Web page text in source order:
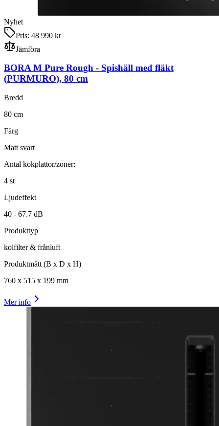
Nyhet
Pris: 48 990 kr
Jämföra
BORA M Pure Rough - Spishäll med fläkt
(PURMURO), 80 cm
Bredd
80 cm
Färg
Matt svart
Antal kokplattor/zoner:
4 st
Ljudeffekt
40 - 67.7 dB
Produkttyp
kolfilter & frånluft
Produktmått (B x D x H)
760 x 515 x 199 mm
Mer info